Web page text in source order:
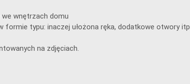
we wnętrzach domu
typu: inaczej ułożona ręka, dodatkowe otwory
na zdjęciach.